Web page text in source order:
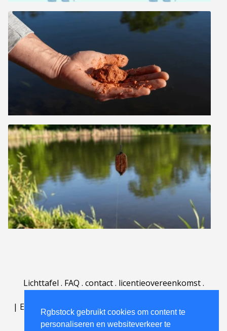
Rgbstock gebruikt cookies om content te
personaliseren en websiteverkeer te
Lichttafel . FAQ . contact. licentieovereenkomst.
| English | Deutsch Español | Português
Nederlands|